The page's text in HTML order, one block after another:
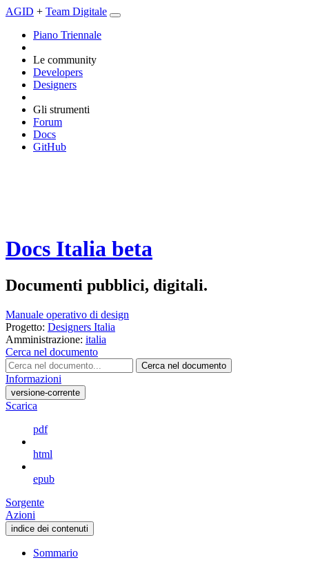
AGID + Team Digitale
Piano Triennale
Le community
Developers
Designers
Gli strumenti
Forum
Docs
GitHub
Docs Italia beta
Documenti pubblici, digitali.
Manuale operativo di design
Progetto: Designers Italia
Amministrazione: italia
Cerca nel documento
Cerca nel documento
Informazioni
versione-corrente
Scarica
pdf
html
epub
Sorgente
Azioni
indice dei contenuti
Sommario